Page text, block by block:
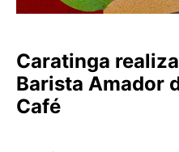
Caratinga
Barista Amador
Café